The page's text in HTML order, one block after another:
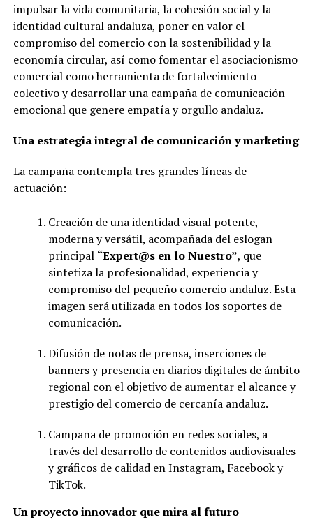
impulsar la vida comunitaria, la cohesión social y la
identidad cultural andaluza, poner en valor el
compromiso del comercio con la sostenibilidad y la
economía circular, así como fomentar el asociacionismo
comercial como herramienta de fortalecimiento
colectivo y desarrollar una campaña de comunicación
emocional que genere empatía y orgullo andaluz.
Una estrategiaintegral de comunicaciónymarketing
La campaña contempla tres grandes líneas de
actuación:
Creación de una identidad visual potente,
moderna y versátil, acompañada del eslogan
principal “Expert@s en lo Nuestro”, que
sintetiza la profesionalidad, experiencia y
compromiso del pequeño comercio andaluz. Esta
imagen será utilizada en todos los soportes de
comunicación.
Difusión de notas de prensa, inserciones de
banners y presencia en diarios digitales de ámbito
regional con el objetivo de aumentar el alcance y
prestigio del comercio de cercanía andaluz.
Campaña de promoción en redes sociales, a
través deldesarrollo de contenidos audiovisuales
y gráficos de calidad en Instagram, Facebook y
TikTok.
Unproyecto innovador quemira alfuturo